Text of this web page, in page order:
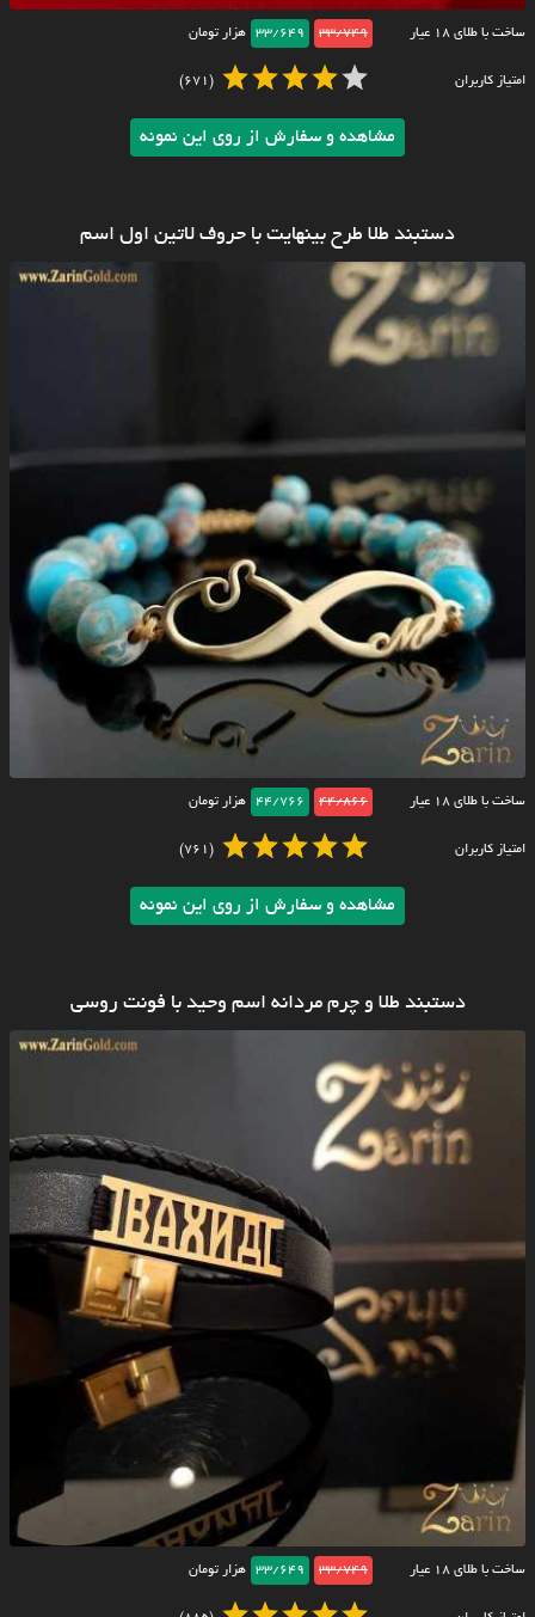
ساخت با طلای ۱۸ عیار 33/749
33/649 هزار تومان
امتیاز کاربران (671)
مشاهده و سفارش از روی این نمونه
دستبند طلا طرح بینهایت با حروف لاتین اول اسم
ساخت با طلای ۱۸ عیار 44/866
44/766 هزار تومان
امتیاز کاربران (761)
مشاهده و سفارش از روی این نمونه
دستبند طلا و چرم مردانه اسم وحید با فونت روسی
ساخت با طلای ۱۸ عیار 33/749
33/649 هزار تومان